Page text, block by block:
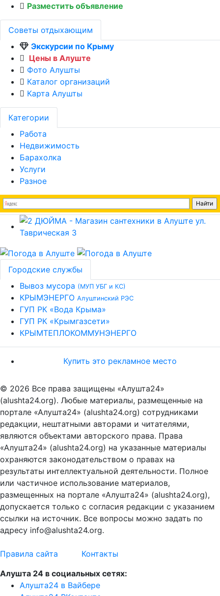
Разместить объявление
Советы отдыхающим
Экскурсии по Крыму
Цены в Алуште
Фото Алушты
Каталог организаций
Карта Алушты
Категории
Работа
Недвижимость
Барахолка
Услуги
Разное
Городские службы
Вывоз мусора (МУП УБГ и КС)
КРЫМЭНЕРГО Алуштинский РЭС
ГУП РК «Вода Крыма»
ГУП РК «Крымгазсети»
КРЫМТЕПЛОКОММУНЭНЕРГО
Купить это рекламное место
© 2026 Все права защищены «Алушта24»
(alushta24.org). Любые материалы, размещенные на
портале «Алушта24» (alushta24.org) сотрудниками
редакции, нештатными авторами и читателями,
являются объектами авторского права. Права
«Алушта24» (alushta24.org) на указанные материалы
охраняются законодательством о правах на
результаты интеллектуальной деятельности. Полное
или частичное использование материалов,
размещенных на портале «Алушта24» (alushta24.org),
допускается только с согласия редакции с указанием
ссылки на источник. Все вопросы можно задать по
адресу info@alushta24.org.
Правила сайта
Контакты
Алушта 24 в социальных сетях:
Алушта24 в Вайбере